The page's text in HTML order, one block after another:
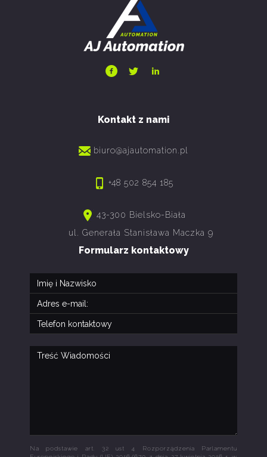
Kontakt z nami
biuro@ajautomation.pl
+48 502 854 185
43-300 Bielsko-Biała
ul. Generała Stanisława Maczka 9
Formularz kontaktowy
Na podstawie art. 32 ust 4 Rozporządzenia Parlamentu